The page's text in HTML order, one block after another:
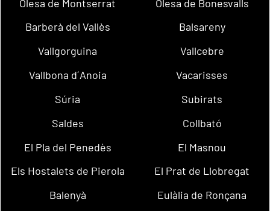
Olesa de Montserrat
Olesa de Bonesvalls
Barberà del Vallès
Balsareny
Vallgorguina
Vallcebre
Vallbona d´Anoia
Vacarisses
Súria
Subirats
Saldes
Collbató
El Pla del Penedès
El Masnou
Els Hostalets de Pierola
El Prat de Llobregat
Balenyà
Eulàlia de Ronçana